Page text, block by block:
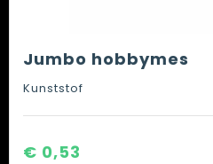
Jumbo hobbymes
Kunststof
€ 0,53